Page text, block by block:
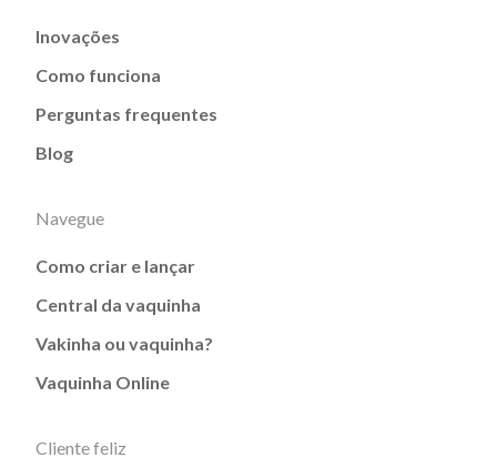
Inovações
Como funciona
Perguntas frequentes
Blog
Navegue
Como criar e lançar
Central da vaquinha
Vakinha ou vaquinha?
Vaquinha Online
Cliente feliz